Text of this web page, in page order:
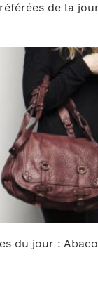
de la
du jour :